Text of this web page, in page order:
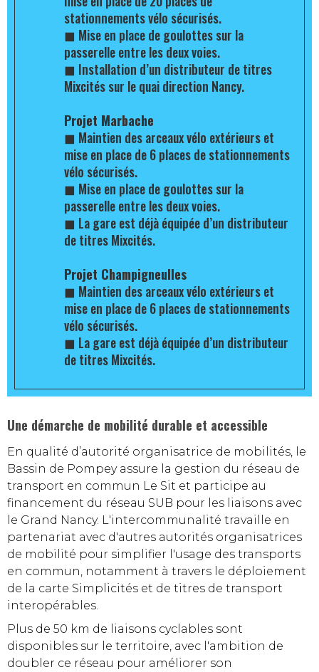
stationnements vélo sécurisés.
◼ Mise en place de goulottes sur la
passerelle entre les deux voies.
◼ Installation d’un distributeur de titres
Mixcités sur le quai direction Nancy.
Projet Marbache
◼ Maintien des arceaux vélo extérieurs et
mise en place de 6 places de stationnements
vélo sécurisés.
◼ Mise en place de goulottes sur la
passerelle entre les deux voies.
◼ La gare est déjà équipée d’un distributeur
de titres Mixcités.
Projet Champigneulles
◼ Maintien des arceaux vélo extérieurs et
mise en place de 6 places de stationnements
vélo sécurisés.
◼ La gare est déjà équipée d’un distributeur
de titres Mixcités.
Une démarche de mobilité durable et accessible
En qualité d’autorité organisatrice de mobilités, le
Bassin de Pompey assure la gestion du réseau de
transport en commun Le Sit et participe au
financement du réseau SUB pour les liaisons avec
le Grand Nancy. L'intercommunalité travaille en
partenariat avec d'autres autorités organisatrices
de mobilité pour simplifier l'usage des transports
en commun, notamment à travers le déploiement
de la carte Simplicités et de titres de transport
interopérables.
Plus de 50 km de liaisons cyclables sont
disponibles sur le territoire, avec l'ambition de
doubler ce réseau pour améliorer son